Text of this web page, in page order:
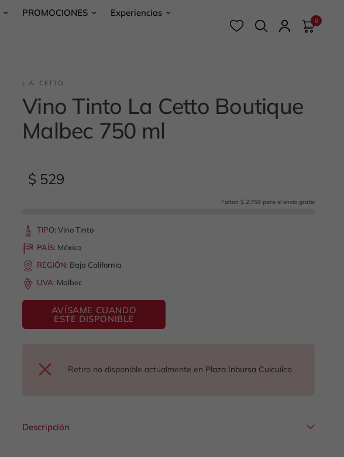
PROMOCIONES Experiencias
0
L.A. CETTO
Vino Tinto La Cetto Boutique
Malbec 750 ml
$ 529
Faltan $ 2,750 para el envío gratis
TIPO: Vino Tinto
PAÍS: México
REGIÓN: Baja California
UVA: Malbec
AVÍSAME CUANDO
ESTE DISPONIBLE
Retiro no disponible actualmente en Plaza Inbursa Cuicuilco
Descripción